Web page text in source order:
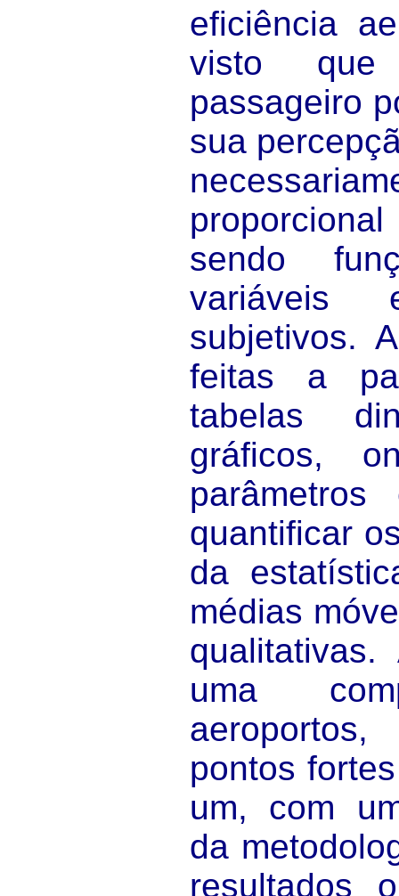
eficiência
visto
passageiro
sua
sendo
subjetivos.
feitas a
tabelas
gráficos,
parâmetros
quantificar
da
médias
uma
pontos
um, com
da
resultados